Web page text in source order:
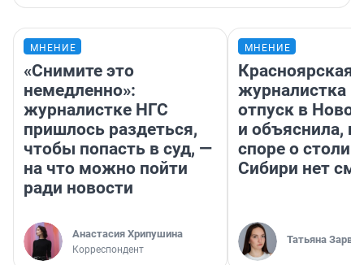
МНЕНИЕ
«Снимите это
немедленно»:
журналистке НГС
пришлось раздеться,
чтобы попасть в суд, —
на что можно пойти
ради новости
Анастасия Хрипушина
Корреспондент
МНЕНИЕ
Красноярская
журналистка
отпуск в
и объяснила,
споре о
Сибири нет
Татьяна Зарва